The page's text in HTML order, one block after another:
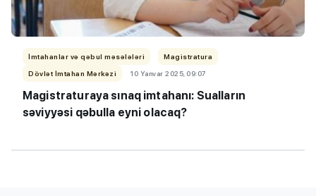
İmtahanlar və qəbul məsələləri
Magistratura
Dövlət İmtahan Mərkəzi
10 Yanvar 2025, 09:07
Magistraturaya sınaq imtahanı: Sualların
səviyyəsi qəbulla eyni olacaq?